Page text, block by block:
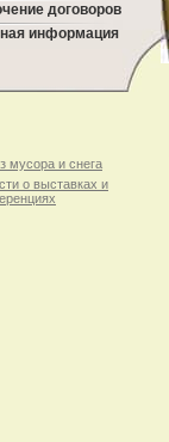
договоров
информация
мусора и снега
о выставках и